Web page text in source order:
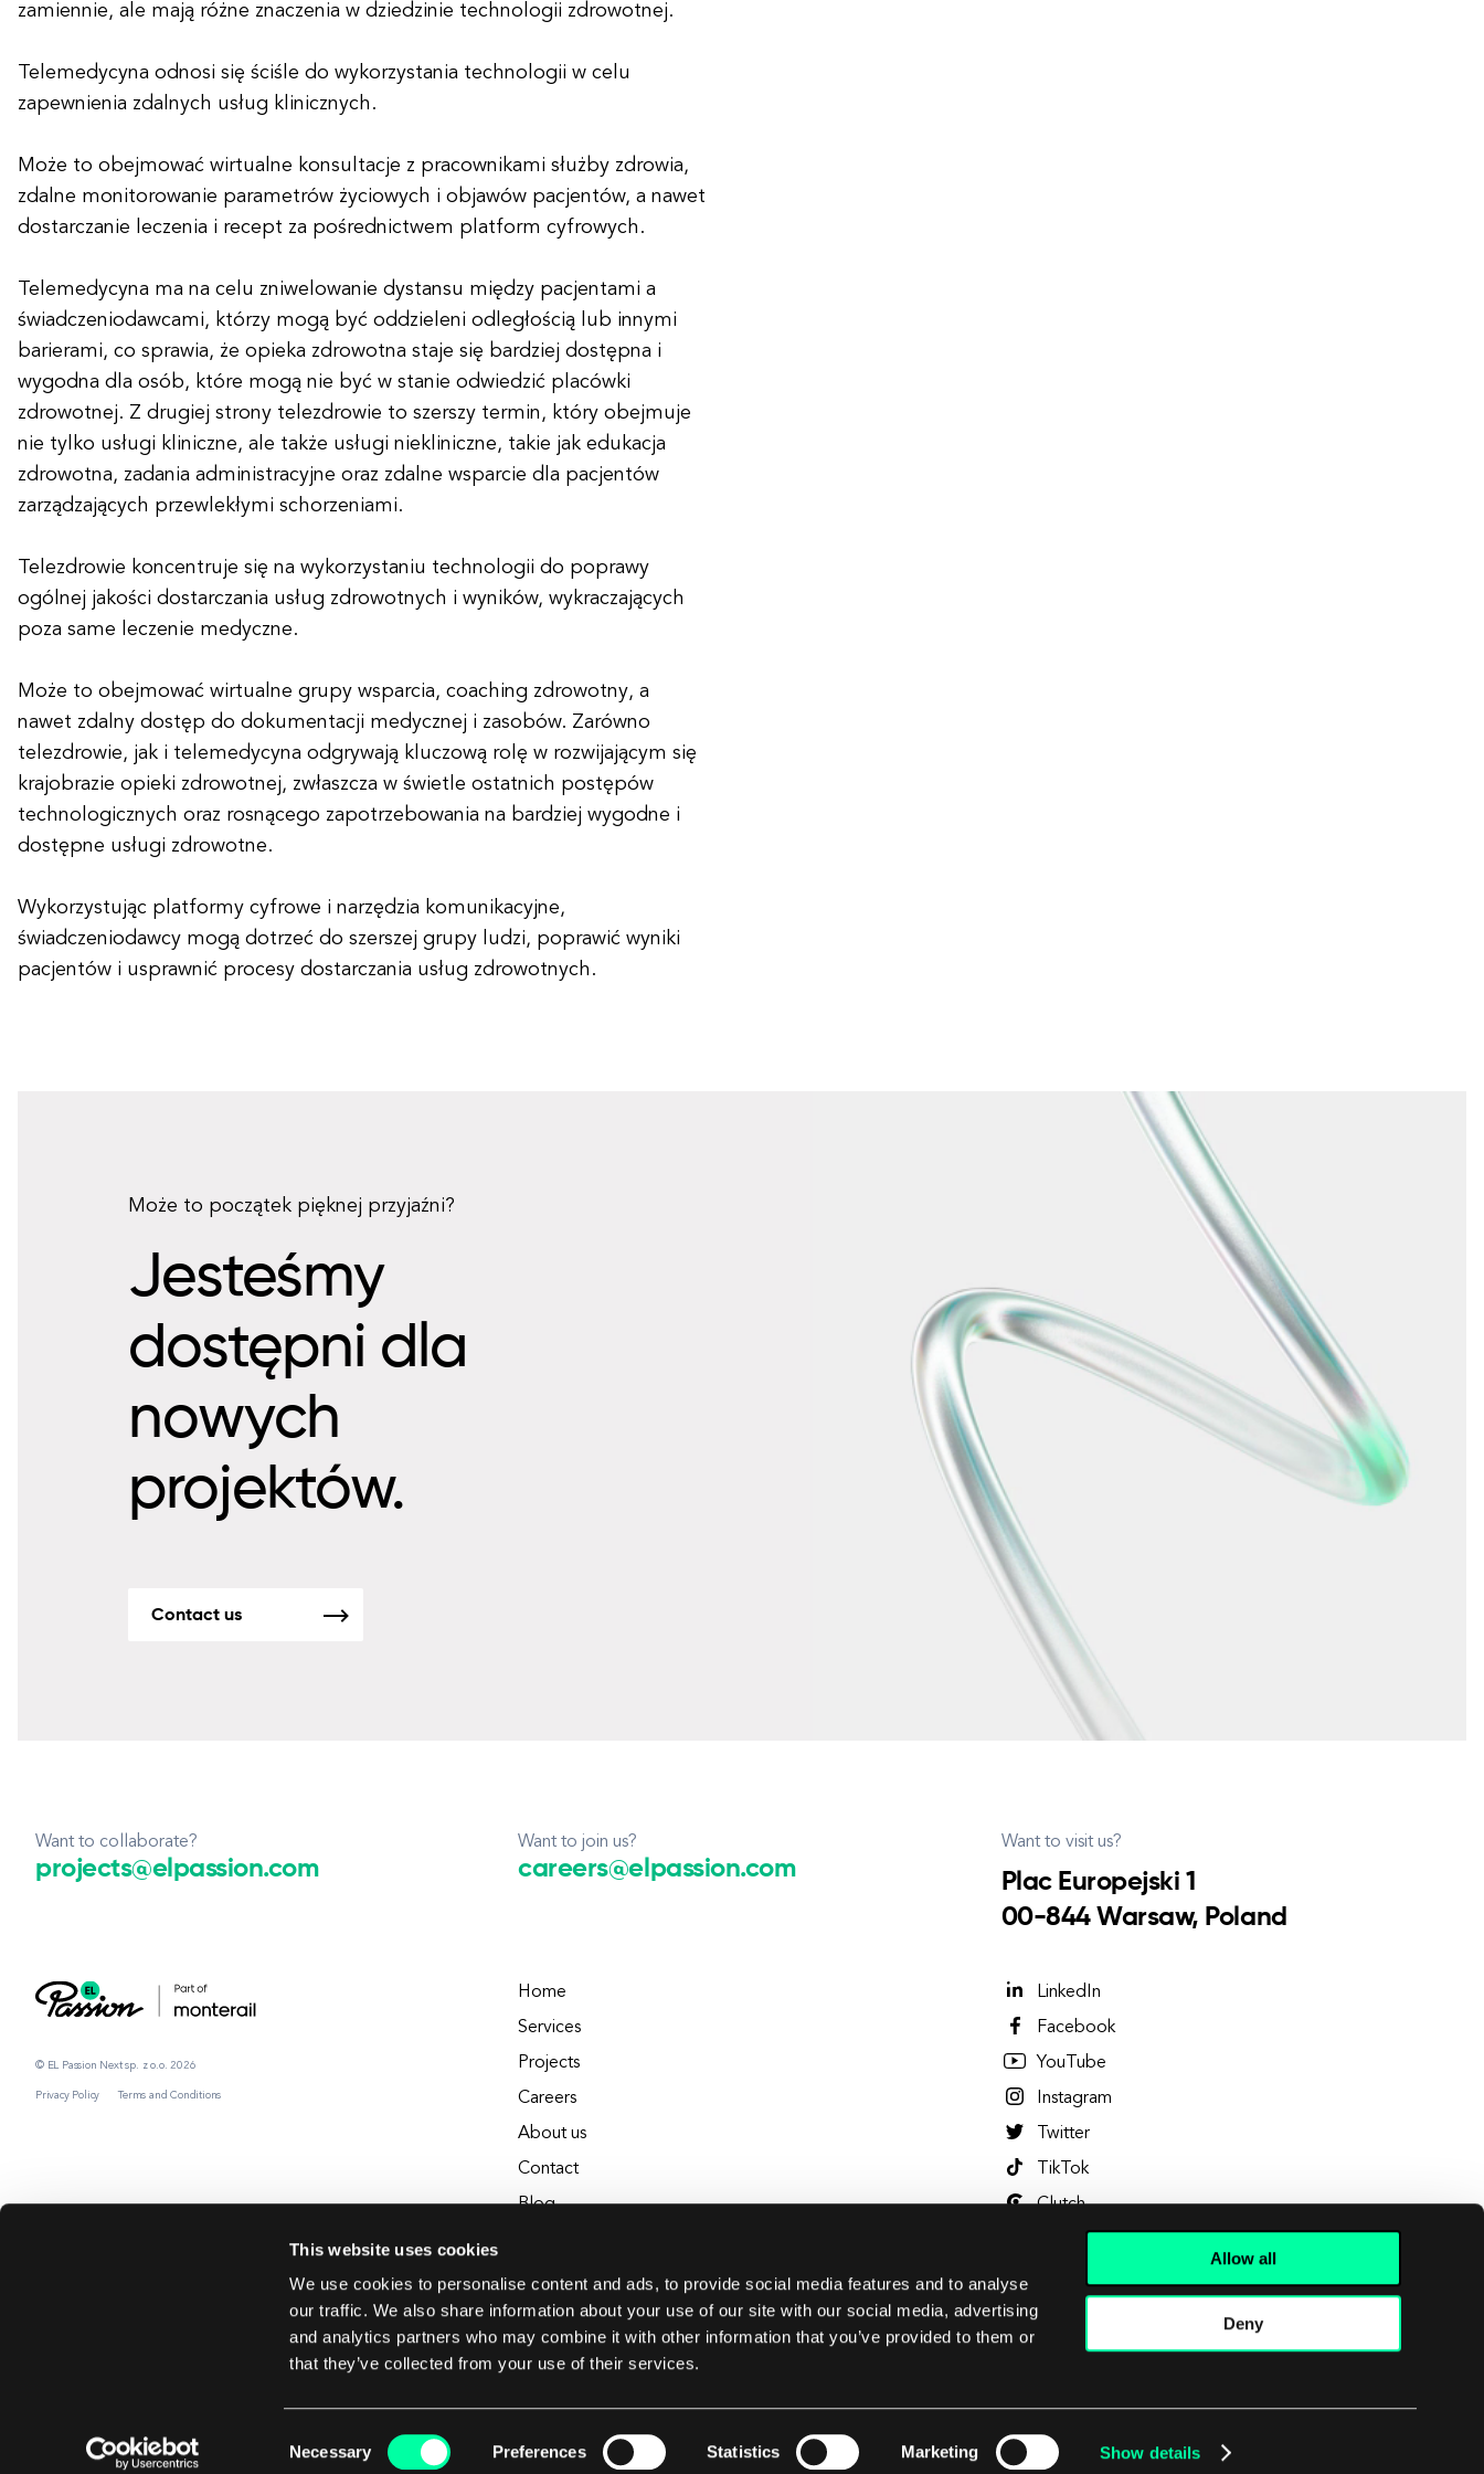
This website uses cookies
We use cookies to personalise content and ads, to provide social media features and to analyse
our traffic. We also share information about your use of our site with our social media, advertising
and analytics partners who may combine it with other information that you’ve provided to them or
that they’ve collected from your use of their services.
Selection
Necessary Preferences Statistics Marketing Show details
Allow all
Deny
zamiennie, ale mają różne znaczenia w dziedzinie technologii zdrowotnej.
Telemedycyna odnosi się ściśle do wykorzystania technologii w celu
zapewnienia zdalnych usług klinicznych.
Może to obejmować wirtualne konsultacje z pracownikami służby zdrowia,
zdalne monitorowanie parametrów życiowych i objawów pacjentów, a nawet
dostarczanie leczenia i recept za pośrednictwem platform cyfrowych.
Telemedycyna ma na celu zniwelowanie dystansu między pacjentami a
świadczeniodawcami, którzy mogą być oddzieleni odległością lub innymi
barierami, co sprawia, że opieka zdrowotna staje się bardziej dostępna i
wygodna dla osób, które mogą nie być w stanie odwiedzić placówki
zdrowotnej. Z drugiej strony telezdrowie to szerszy termin, który obejmuje
nie tylko usługi kliniczne, ale także usługi niekliniczne, takie jak edukacja
zdrowotna, zadania administracyjne oraz zdalne wsparcie dla pacjentów
zarządzających przewlekłymi schorzeniami.
Telezdrowie koncentruje się na wykorzystaniu technologii do poprawy
ogólnej jakości dostarczania usług zdrowotnych i wyników, wykraczających
poza same leczenie medyczne.
Może to obejmować wirtualne grupy wsparcia, coaching zdrowotny, a
nawet zdalny dostęp do dokumentacji medycznej i zasobów. Zarówno
telezdrowie, jak i telemedycyna odgrywają kluczową rolę w rozwijającym się
krajobrazie opieki zdrowotnej, zwłaszcza w świetle ostatnich postępów
technologicznych oraz rosnącego zapotrzebowania na bardziej wygodne i
dostępne usługi zdrowotne.
Wykorzystując platformy cyfrowe i narzędzia komunikacyjne,
świadczeniodawcy mogą dotrzeć do szerszej grupy ludzi, poprawić wyniki
pacjentów i usprawnić procesy dostarczania usług zdrowotnych.
Może to początek pięknej przyjaźni?
Jesteśmy
dostępni dla
nowych
projektów.
Contact us
Want to collaborate?
projects@elpassion.com
Want to join us?
careers@elpassion.com
Want to visit us?
Plac Europejski 1
00-844 Warsaw, Poland
© EL Passion Next sp. z o.o. 2026
Privacy Policy Terms and Conditions
Home
Services
Projects
Careers
About us
Contact
Blog
EL Chrono - Affordable Time Tracking
BuildEL
LinkedIn
Facebook
YouTube
Instagram
Twitter
TikTok
Clutch
Dribbble